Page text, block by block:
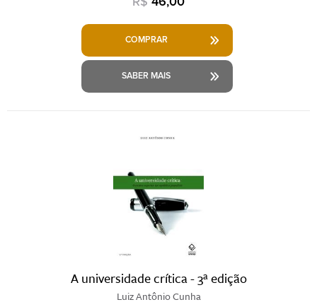
COMPRAR
SABER MAIS
A universidade crítica - 3ª edição
Luiz Antônio Cunha